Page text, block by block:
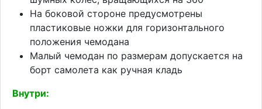
На боковой стороне предусмотрены
пластиковые ножки для горизонтального
положения чемодана
Малый чемодан по размерам допускается на
борт самолета как ручная кладь
Внутри: